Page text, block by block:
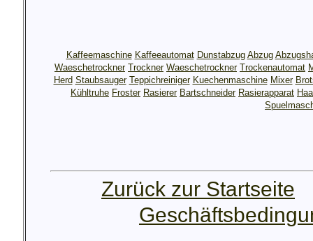
Kaffeemaschine Kaffeeautomat Dunstabzug Abzug
Waeschetrockner Trockner Waeschetrockner Trockenautomat
Herd Staubsauger Teppichreiniger Kuechenmaschine Mixer
Kühltruhe Froster Rasierer Bartschneider Rasierapparat
Zurück zur Startseite